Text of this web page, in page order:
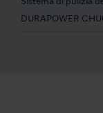
Sistema di pulizia
DURAPOWER